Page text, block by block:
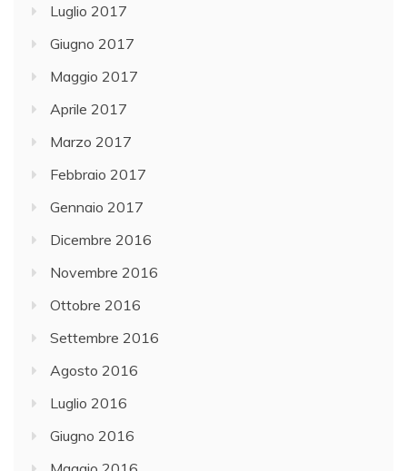
Luglio 2017
Giugno 2017
Maggio 2017
Aprile 2017
Marzo 2017
Febbraio 2017
Gennaio 2017
Dicembre 2016
Novembre 2016
Ottobre 2016
Settembre 2016
Agosto 2016
Luglio 2016
Giugno 2016